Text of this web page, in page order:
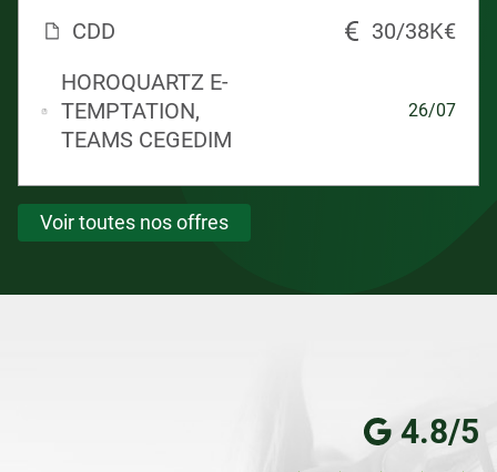
CDD
30/38K€
HOROQUARTZ E-
TEMPTATION,
TEAMS CEGEDIM
26/07
Voir toutes nos offres
4.8/5